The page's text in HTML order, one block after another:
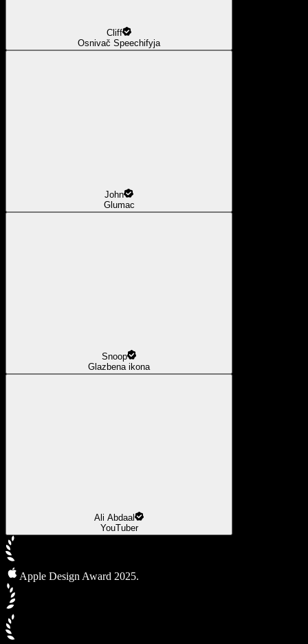
Cliff
Osnivač Speechifyja
John
Glumac
Snoop
Glazbena ikona
Ali Abdaal
YouTuber
Apple Design Award 2025.